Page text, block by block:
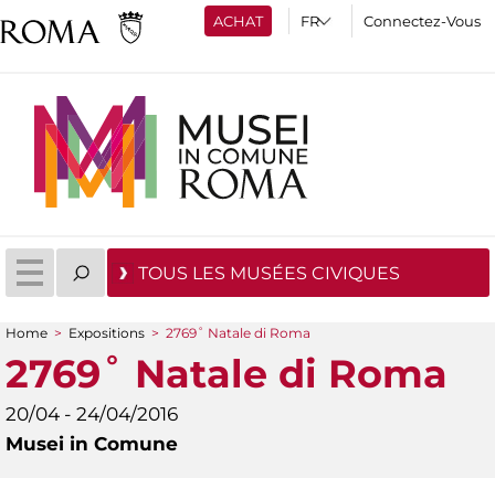
ACHAT Connectez-Vous
TOUS LES MUSÉES CIVIQUES
You are here
Home > Expositions > 2769˚ Natale di Roma
2769˚ Natale di Roma
20/04 - 24/04/2016
Musei in Comune